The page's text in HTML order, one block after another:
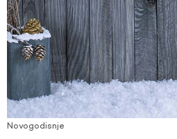
Novogodisnje